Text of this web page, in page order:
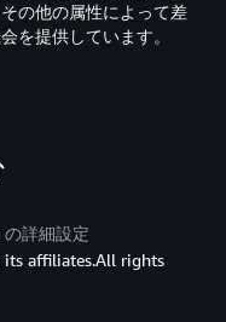
の他の属性によって差
を提供しています。
の詳細設定
its affiliates.All rights